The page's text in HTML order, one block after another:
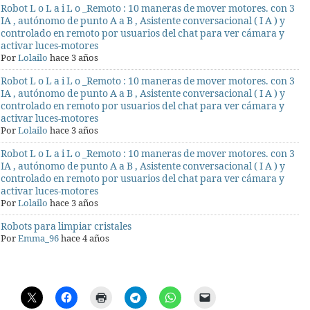
Robot L o L a i L o _Remoto : 10 maneras de mover motores. con 3
IA , autónomo de punto A a B , Asistente conversacional ( I A ) y
controlado en remoto por usuarios del chat para ver cámara y
activar luces-motores
PorLolailo hace 3 años
Robot L o L a i L o _Remoto : 10 maneras de mover motores. con 3
IA , autónomo de punto A a B , Asistente conversacional ( I A ) y
controlado en remoto por usuarios del chat para ver cámara y
activar luces-motores
PorLolailo hace 3 años
Robot L o L a i L o _Remoto : 10 maneras de mover motores. con 3
IA , autónomo de punto A a B , Asistente conversacional ( I A ) y
controlado en remoto por usuarios del chat para ver cámara y
activar luces-motores
PorLolailo hace 3 años
Robots para limpiar cristales
PorEmma_96hace 4 años